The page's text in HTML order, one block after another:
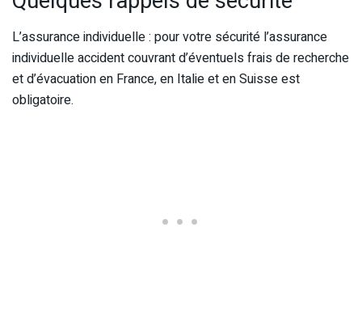
L’assurance individuelle : pour votre sécurité l’assurance
individuelle accident couvrant d’éventuels frais de recherche
et d’évacuation en France, en Italie et en Suisse est
obligatoire.